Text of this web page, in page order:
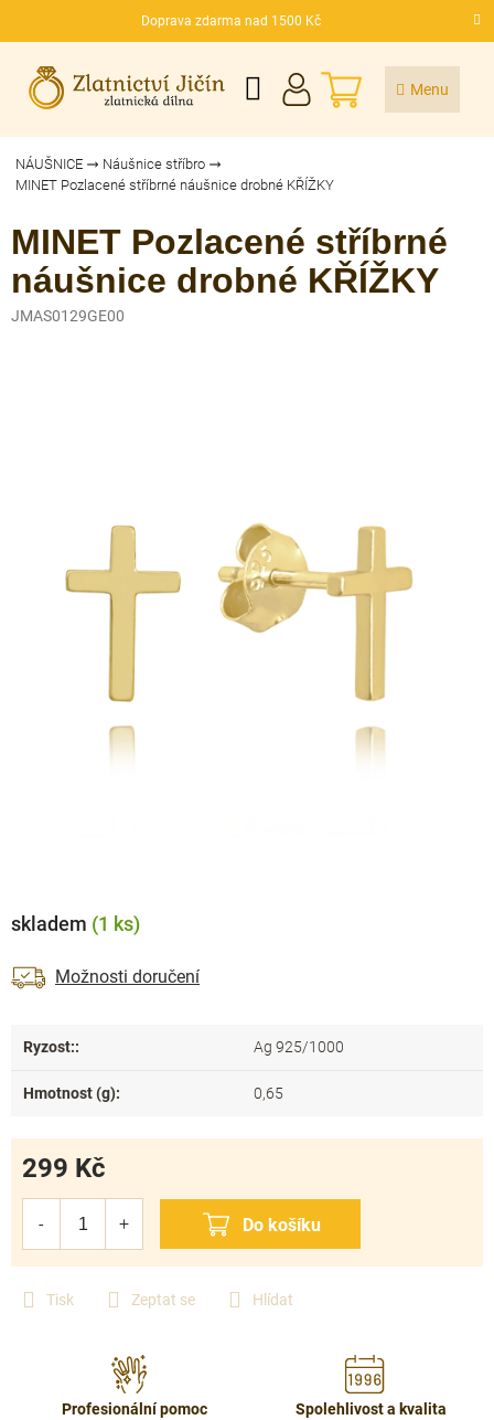
Doprava zdarma nad 1500 Kč
CZK
NÁKUPNÍ
KOŠÍK
NÁUŠNICE
Náušnice stříbro
MINET Pozlacené stříbrné náušnice drobné KŘÍŽKY
MINET Pozlacené stříbrné
náušnice drobné KŘÍŽKY
JMAS0129GE00
Tisk Zeptat se Hlídat
skladem (1 ks)
Možnosti doručení
299 Kč
Ryzost:: Ag 925/1000
Hmotnost (g): 0,65
Profesionální pomoc
Spolehlivost a kvalita